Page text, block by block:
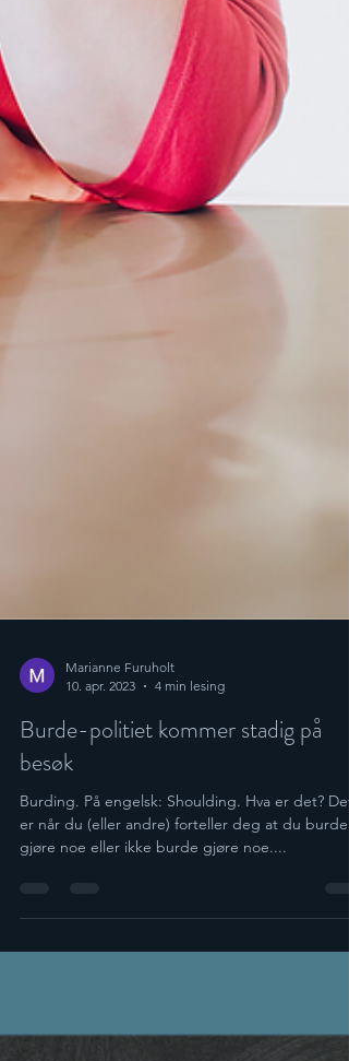
10. apr. 2023
4 min lesing
Burde-politiet kommer stadig på
besøk
Burding. På engelsk: Shoulding. Hva er det? Det